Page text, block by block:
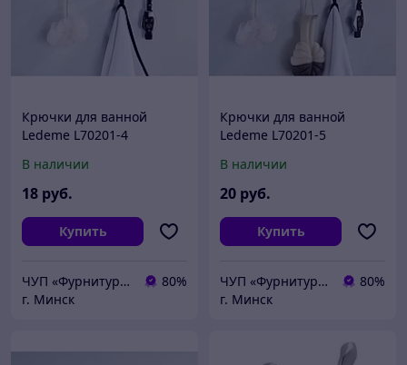
Крючки для ванной
Ledeme L70201-4
В наличии
18 руб.
Купить
ЧУП «Фурнитурка-бай»
80%
г. Минск
Крючки для ванной
Ledeme L70201-5
В наличии
20 руб.
Купить
ЧУП «Фурнитурка-бай»
80%
г. Минск